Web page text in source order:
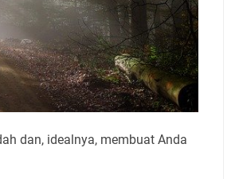
dan, idealnya, membuat Anda